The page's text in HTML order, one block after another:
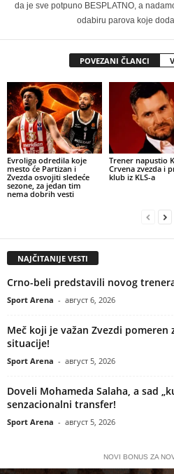
da je sve potpuno BESPLATNO, a
odabiru parova koje
POVEZANI ČLANCI
Evroliga odredila koje
mesto će Partizan i
Zvezda osvojiti sledeće
sezone, za jedan tim
nema dobrih vesti
Trener napustio
Crvena zvezda i
klub iz KLS-a
NAJČITANIJE VESTI
Crno-beli predstavili novog
Sport Arena - август 6, 2026
Meč koji je važan Zvezdi pomeren
situacije!
Sport Arena - август 5, 2026
Doveli Mohameda Salaha, a sad
senzacionalni transfer!
Sport Arena - август 5, 2026
NOVI BONUS ZA